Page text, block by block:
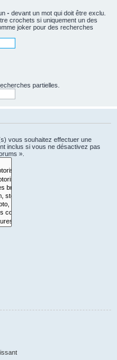
- devant un mot qui doit être exclu.
crochets si uniquement un des
joker pour des recherches
partielles.
vous souhaitez effectuer une
inclus si vous ne désactivez pas
».